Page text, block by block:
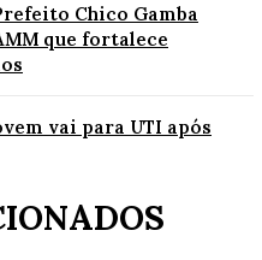
Prefeito Chico Gamba
que fortalece
vai para UTI após